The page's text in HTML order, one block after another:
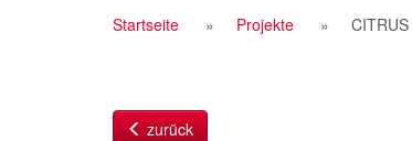
Breadcrumb
Startseite Projekte CITRUS
zurück